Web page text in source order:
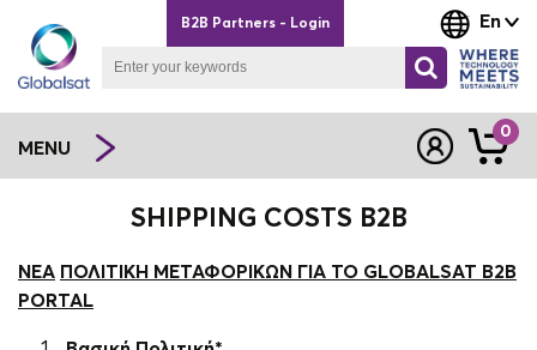
En
B2B Partners - Login
MENU
0
SHIPPING COSTS B2B
NEA ΠΟΛΙΤΙΚΗ ΜΕΤΑΦΟΡΙΚΩΝ ΓΙΑ ΤΟ GLOBALSAT B2B
PORTAL